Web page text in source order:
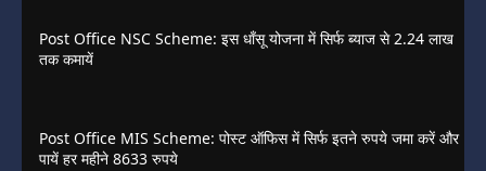
Post Office NSC Scheme: इस धाँसू योजना में सिर्फ ब्याज से 2.24 लाख
तक कमायें
Post Office MIS Scheme: पोस्ट ऑफिस में सिर्फ इतने रुपये जमा करें और
पायें हर महीने 8633 रुपये